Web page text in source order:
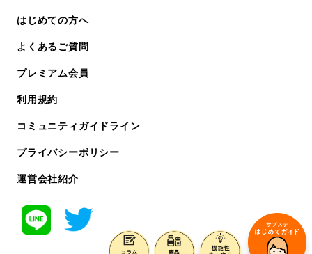
はじめての方へ
よくあるご質問
プレミアム会員
利用規約
コミュニティガイドライン
プライバシーポリシー
運営会社紹介